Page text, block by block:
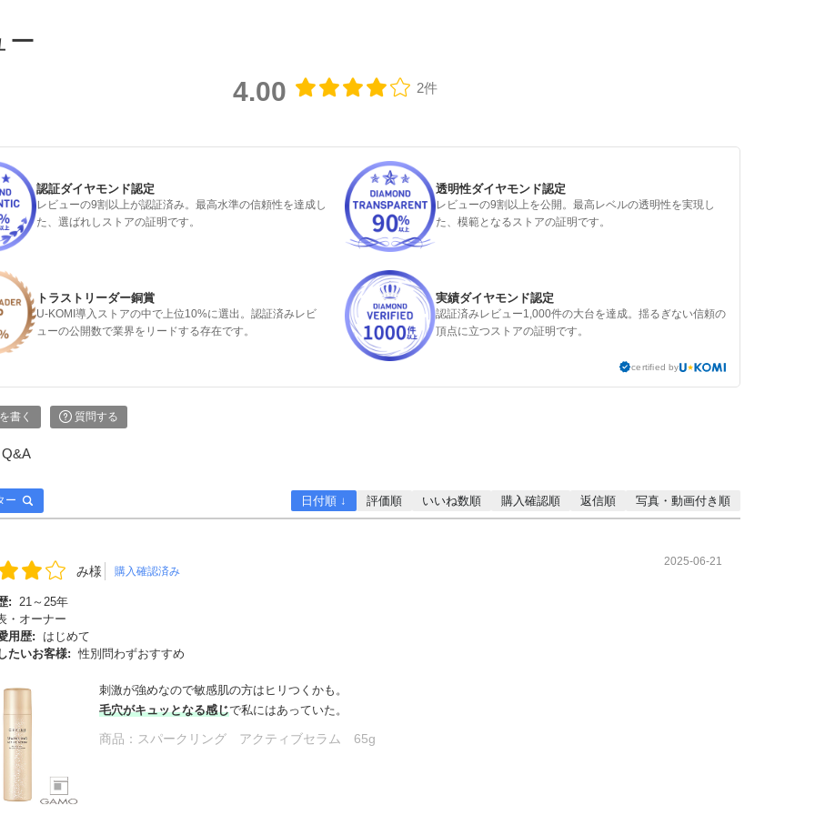
ー
4.00 2件
認証ダイヤモンド認定
レビューの9割以上が認証済み。最高水準の信頼性を達成し
た、選ばれしストアの証明です。
透明性ダイヤモンド認定
レビューの9割以上を公開。最高レベルの透明性を実現し
た、模範となるストアの証明です。
トラストリーダー銅賞
U-KOMI導入ストアの中で上位10%に選出。認証済みレビ
ューの公開数で業界をリードする存在です。
実績ダイヤモンド認定
認証済みレビュー1,000件の大台を達成。揺るぎない信頼の
頂点に立つストアの証明です。
certified by
書く 質問する
Q&A
ー 日付順 ↓ 評価順 いいね数順 購入確認順 返信順 写真・動画付き順
み様 購入確認済み
2025-06-21
:
21～25年
・オーナー
用歴:
はじめて
たいお客様: 性別問わずおすすめ
刺激が強めなので敏感肌の方はヒリつくかも。
毛穴がキュッとなる感じで私にはあっていた。
商品： スパークリング アクティブセラム 65g